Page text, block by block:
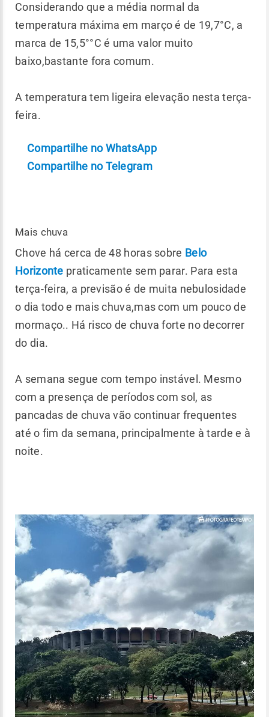
Considerando que a média normal da
temperatura máxima em março é de 19,7°C, a
marca de 15,5°°C é uma valor muito
baixo,bastante fora comum.
A temperatura tem ligeira elevação nesta terça-
feira.
Compartilhe no WhatsApp
Compartilhe no Telegram
Mais chuva
Chove há cerca de 48 horas sobre Belo
Horizonte praticamente sem parar. Para esta
terça-feira, a previsão é de muita nebulosidade
o dia todo e mais chuva,mas com um pouco de
mormaço.. Há risco de chuva forte no decorrer
do dia.
A semana segue com tempo instável. Mesmo
com a presença de períodos com sol, as
pancadas de chuva vão continuar frequentes
até o fim da semana, principalmente à tarde e à
noite.